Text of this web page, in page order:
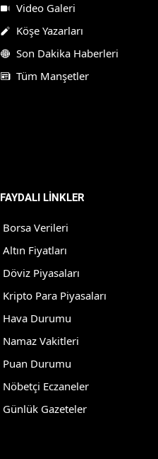
Video Galeri
Köşe Yazarları
Son Dakika Haberleri
Tüm Manşetler
FAYDALI LİNKLER
Borsa Verileri
Altın Fiyatları
Döviz Piyasaları
Kripto Para Piyasaları
Hava Durumu
Namaz Vakitleri
Puan Durumu
Nöbetçi Eczaneler
Günlük Gazeteler